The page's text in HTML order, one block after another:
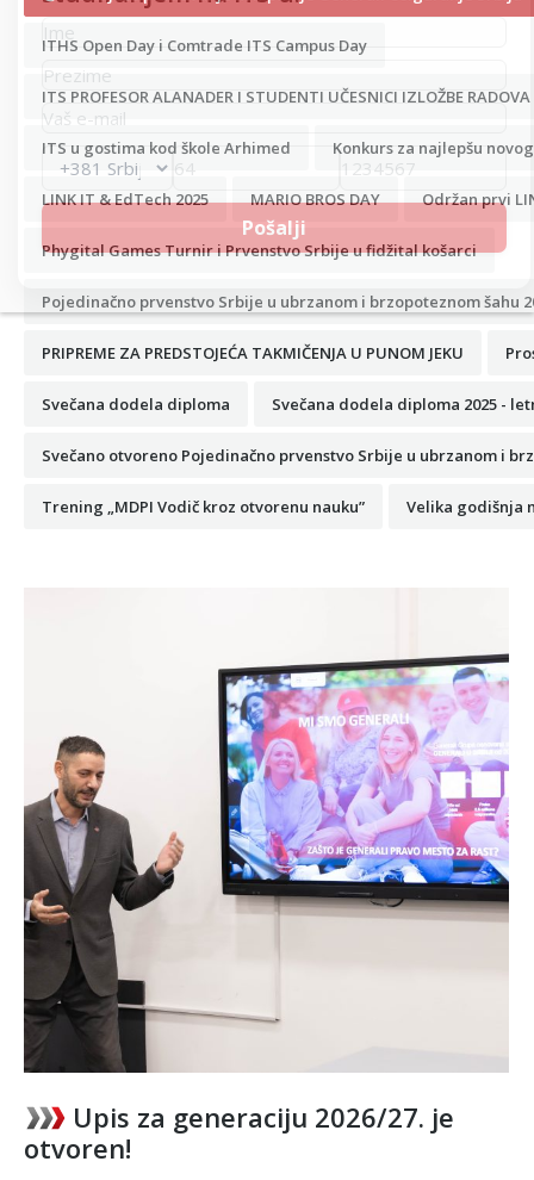
ITHS Open Day i Comtrade ITS Campus Day
ITS PROFESOR ALANADER I STUDENTI UČESNICI IZLOŽBE
ITS u gostima kod škole Arhimed Konkurs za najlepšu
LINK IT & EdTech 2025 MARIO BROS DAY Održan prvi
Phygital Games Turnir i Prvenstvo Srbije u fidžital košarci
Pojedinačno prvenstvo Srbije u ubrzanom i brzopoteznom šahu
PRIPREME ZA PREDSTOJEĆA TAKMIČENJA U PUNOM JEKU
Svečana dodela diploma Svečana dodela diploma 2025 -
Svečano otvoreno Pojedinačno prvenstvo Srbije u ubrzanom i
Trening „MDPI Vodič kroz otvorenu nauku” Velika godišnja
Upis za generaciju 2026/27. je
otvoren!